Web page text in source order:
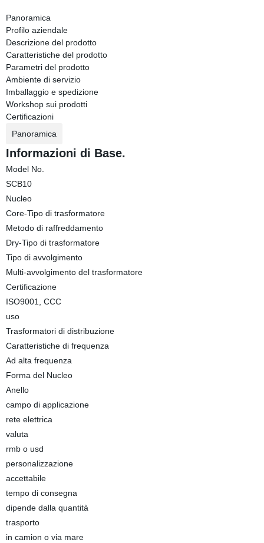
Panoramica
Profilo aziendale
Descrizione del prodotto
Caratteristiche del prodotto
Parametri del prodotto
Ambiente di servizio
Imballaggio e spedizione
Workshop sui prodotti
Certificazioni
Panoramica
Informazioni di Base.
Model No.
SCB10
Nucleo
Core-Tipo di trasformatore
Metodo di raffreddamento
Dry-Tipo di trasformatore
Tipo di avvolgimento
Multi-avvolgimento del trasformatore
Certificazione
ISO9001, CCC
uso
Trasformatori di distribuzione
Caratteristiche di frequenza
Ad alta frequenza
Forma del Nucleo
Anello
campo di applicazione
rete elettrica
valuta
rmb o usd
personalizzazione
accettabile
tempo di consegna
dipende dalla quantità
trasporto
in camion o via mare